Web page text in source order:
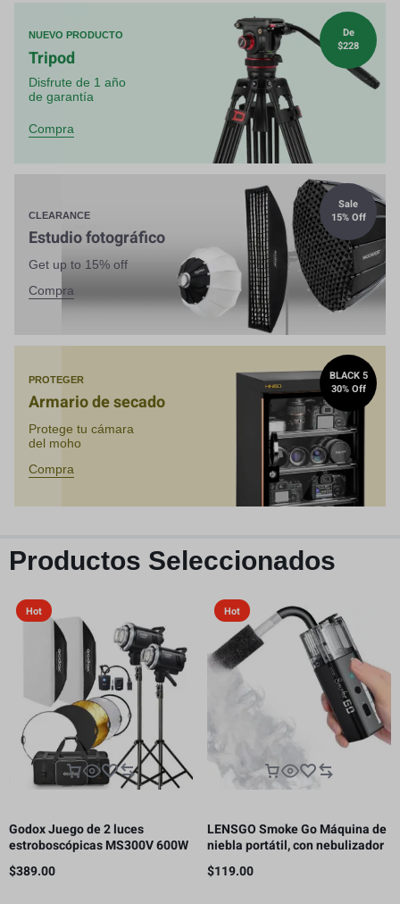
NUEVO PRODUCTO
Tripod
Disfrute de 1 año
de garantía
Compra
De
$228
CLEARANCE
Estudio fotográfico
Get up to 15% off
Compra
Sale
15% Off
PROTEGER
Armario de secado
Protege tu cámara
del moho
Compra
BLACK 5
30% Off
Productos Seleccionados
Hot
Godox Juego de 2 luces
estroboscópicas MS300V 600W
para estudio
$389.00
Hot
LENSGO Smoke Go Máquina de
niebla portátil, con nebulizador
de control remoto para
fotografía
$119.00